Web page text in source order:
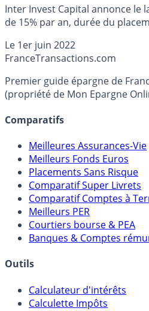
Inter Invest Capital annonce le
Le 1er juin 2022
FranceTransactions.com
Premier guide épargne de
(propriété de Mon Epargne
Comparatifs
Meilleures Assurances-Vie
Meilleurs Fonds Euros
Placements Sans Risque
Comparatif Super Livrets
Comparatif Comptes à
Meilleurs PER
Courtiers bourse & PEA
Banques & Comptes
Outils
Calculateur d'intérêts
Calculette Impôts